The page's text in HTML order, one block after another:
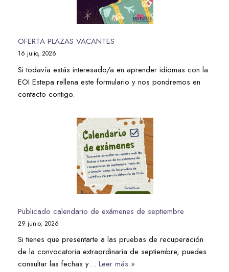
OFERTA PLAZAS VACANTES
16 julio, 2026
Si todavía estás interesado/a en aprender idiomas con la
EOI Estepa rellena este formulario y nos pondremos en
contacto contigo.
Publicado calendario de exámenes de septiembre
29 junio, 2026
Si tienes que presentarte a las pruebas de recuperación
de la convocatoria extraordinaria de septiembre, puedes
consultar las fechas y… Leer más »